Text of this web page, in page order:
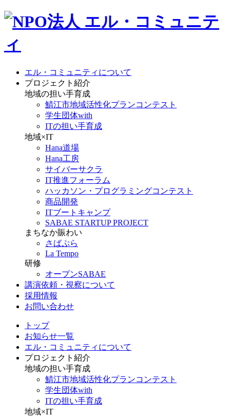
エル・コミュニティについて
プロジェクト紹介
地域の担い手育成
鯖江市地域活性化プランコンテスト
学生団体with
ITの担い手育成
地域×IT
Hana道場
Hana工房
サイバーサクラ
IT推進フォーラム
ハッカソン・プログラミングコンテスト
商品開発
ITブートキャンプ
SABAE STARTUP PROJECT
まちなか賑わい
さばぷら
La Tempo
研修
オープンSABAE
講演依頼・視察について
採用情報
お問い合わせ
トップ
お知らせ一覧
エル・コミュニティについて
プロジェクト紹介
地域の担い手育成
鯖江市地域活性化プランコンテスト
学生団体with
ITの担い手育成
地域×IT